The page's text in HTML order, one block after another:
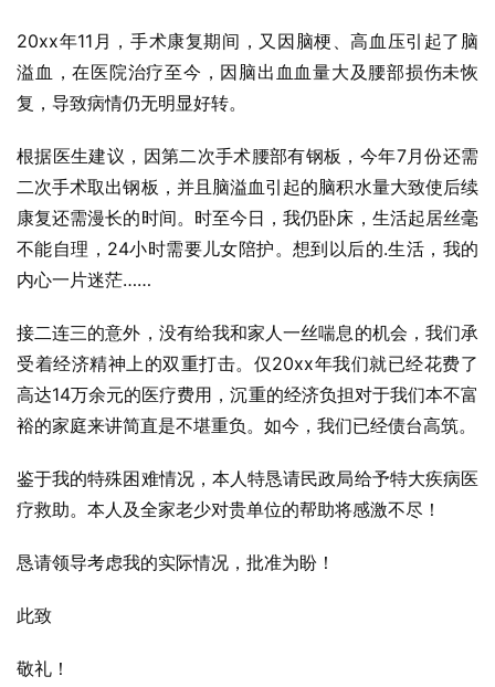
20xx年11月，手术康复期间，又因脑梗、高血压引起了脑
溢血，在医院治疗至今，因脑出血血量大及腰部损伤未恢
复，导致病情仍无明显好转。
根据医生建议，因第二次手术腰部有钢板，今年7月份还需
二次手术取出钢板，并且脑溢血引起的脑积水量大致使后续
康复还需漫长的时间。时至今日，我仍卧床，生活起居丝毫
不能自理，24小时需要儿女陪护。想到以后的.生活，我的
内心一片迷茫……
接二连三的意外，没有给我和家人一丝喘息的机会，我们承
受着经济精神上的双重打击。仅20xx年我们就已经花费了
高达14万余元的医疗费用，沉重的经济负担对于我们本不富
裕的家庭来讲简直是不堪重负。如今，我们已经债台高筑。
鉴于我的特殊困难情况，本人特恳请民政局给予特大疾病医
疗救助。本人及全家老少对贵单位的帮助将感激不尽！
恳请领导考虑我的实际情况，批准为盼！
此致
敬礼！